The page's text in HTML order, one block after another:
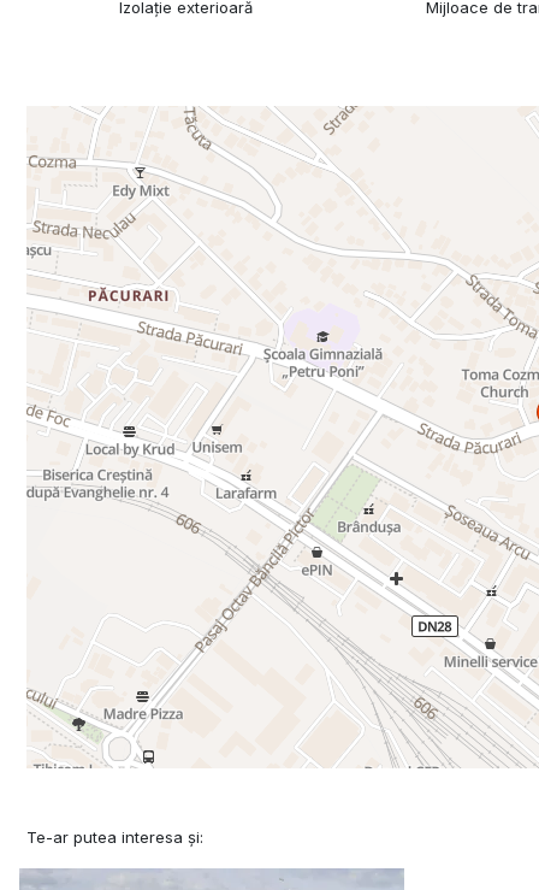
Izolație exterioară Mijloace de
Te-ar putea interesa și: